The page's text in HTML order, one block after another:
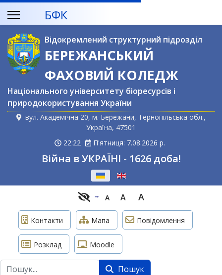
БФК
Відокремлений структурний підрозділ
БЕРЕЖАНСЬКИЙ
ФАХОВИЙ КОЛЕДЖ
Національного університету біоресурсів і
природокористування України
вул. Академічна 20, м. Бережани, Тернопільська обл.,
Україна, 47501
22:22
П'ятниця: 7.08.2026 р.
Війна в УКРАЇНІ - 1626 доба!
A A A
Контакти Мапа Повідомлення
Розклад Moodle
Пошук Пошук